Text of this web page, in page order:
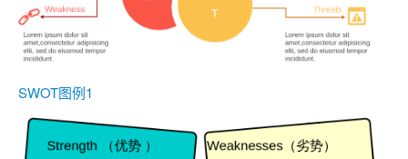
SWOT图例1